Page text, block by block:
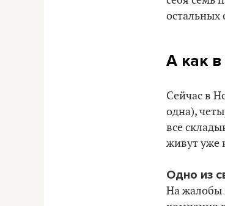
остальных
А как в
Сейчас в
одна),
все
живут уже
Одно из
На жалобы